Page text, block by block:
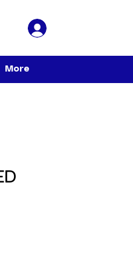
More